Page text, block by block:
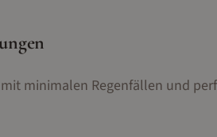
minimalen Regenfällen und